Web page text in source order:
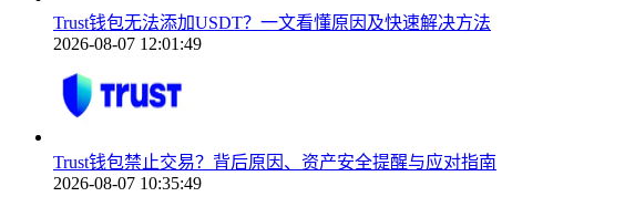
Trust钱包无法添加USDT？一文看懂原因及快速解决方法
2026-08-07 12:01:49
Trust钱包禁止交易？背后原因、资产安全提醒与应对指南
2026-08-07 10:35:49